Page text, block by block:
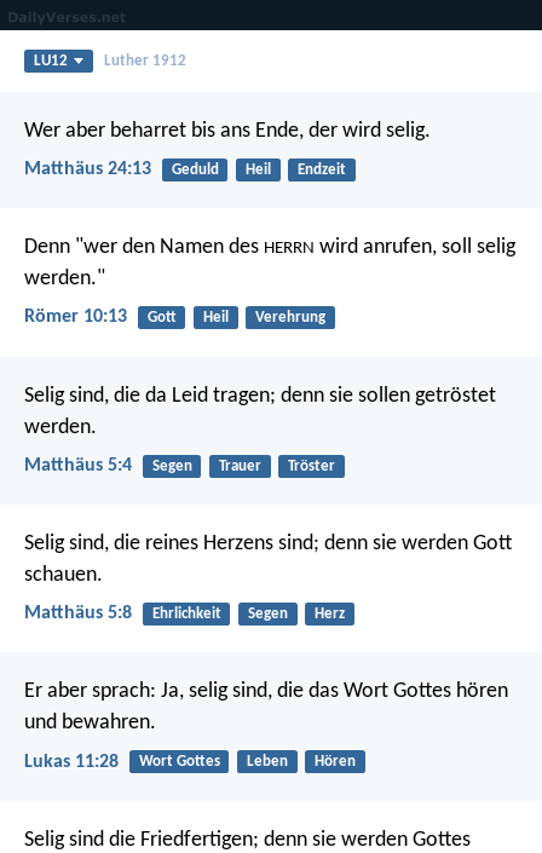
LU12 Luther 1912
Wer aber beharret bis ans Ende, der wird selig.
Matthäus 24:13 Geduld Heil Endzeit
Denn "wer den Namen des HERRN wird anrufen, soll selig
werden."
Römer 10:13 Gott Heil Verehrung
Selig sind, die da Leid tragen; denn sie sollen getröstet
werden.
Matthäus 5:4 Segen Trauer Tröster
Selig sind, die reines Herzens sind; denn sie werden Gott
schauen.
Matthäus 5:8 Ehrlichkeit Segen Herz
Er aber sprach: Ja, selig sind, die das Wort Gottes hören
und bewahren.
Lukas 11:28 Wort Gottes Leben Hören
Selig sind die Friedfertigen; denn sie werden Gottes